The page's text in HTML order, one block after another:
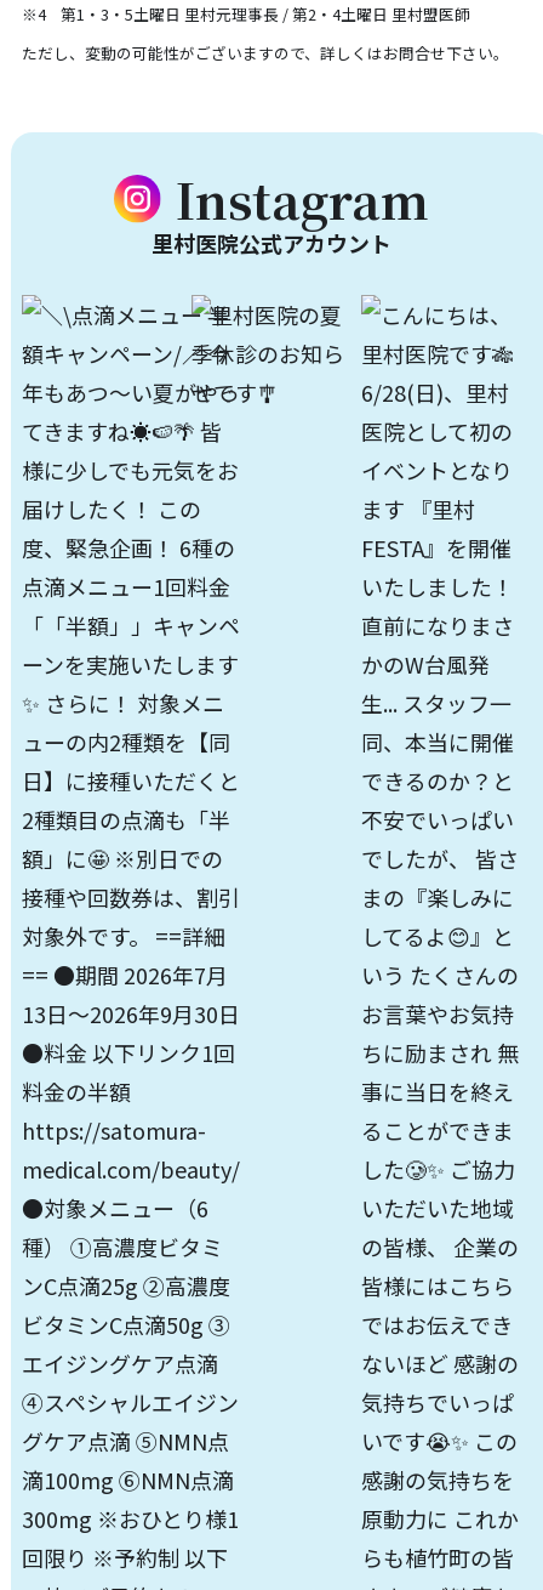
第1・3・5土曜日 里村元理事長 / 第2・4土曜日 里村盟医師
ただし、変動の可能性がございますので、詳しくはお問合せ下さい。
Instagram
里村医院公式アカウント